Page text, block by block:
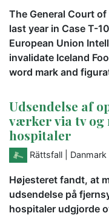
The General Court
last year in Case T-
European Union
invalidate Iceland
word mark and
Udsendelse af
værker via tv og
hospitaler
Rättsfall | Danmark
Højesteret fandt, at
udsendelse på
hospitaler udgjorde